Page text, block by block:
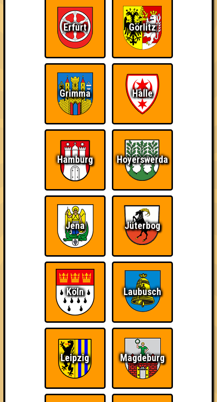
Angemeldete Teams
1. Seitensprung
13 15 35
2. Stammwürze
11 34
3. Pilsesammler
14 10 32
4. Am Mars
13 10 30
4. Die Bärtigen
12 11 30
5. geile Stelle
6. Obi-Wan geht knobeln
11 7 27
7 12 7 26
Erfurt Görlitz
Grimma Halle
Hamburg Hoyerswerda
Jena Jüterbog
Köln Laubusch
Leipzig Magdeburg